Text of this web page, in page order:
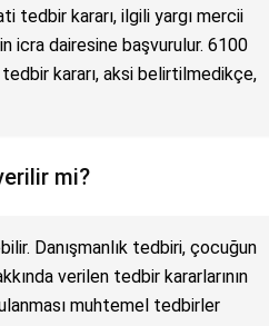
tedbir kararı, ilgili yargı mercii
icra dairesine başvurulur. 6100
tedbir kararı, aksi belirtilmedikçe,
mi?
Danışmanlık tedbiri, çocuğun
verilen tedbir kararlarının
muhtemel tedbirler